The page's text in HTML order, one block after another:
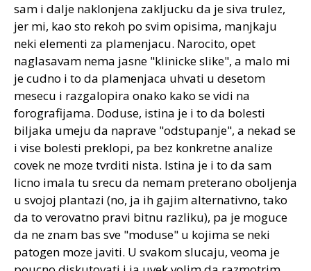
sam i dalje naklonjena zakljucku da je siva trulez,
jer mi, kao sto rekoh po svim opisima, manjkaju
neki elementi za plamenjacu. Narocito, opet
naglasavam nema jasne "klinicke slike", a malo mi
je cudno i to da plamenjaca uhvati u desetom
mesecu i razgalopira onako kako se vidi na
forografijama. Doduse, istina je i to da bolesti
biljaka umeju da naprave "odstupanje", a nekad se
i vise bolesti preklopi, pa bez konkretne analize
covek ne moze tvrditi nista. Istina je i to da sam
licno imala tu srecu da nemam preterano oboljenja
u svojoj plantazi (no, ja ih gajim alternativno, tako
da to verovatno pravi bitnu razliku), pa je moguce
da ne znam bas sve "moduse" u kojima se neki
patogen moze javiti. U svakom slucaju, veoma je